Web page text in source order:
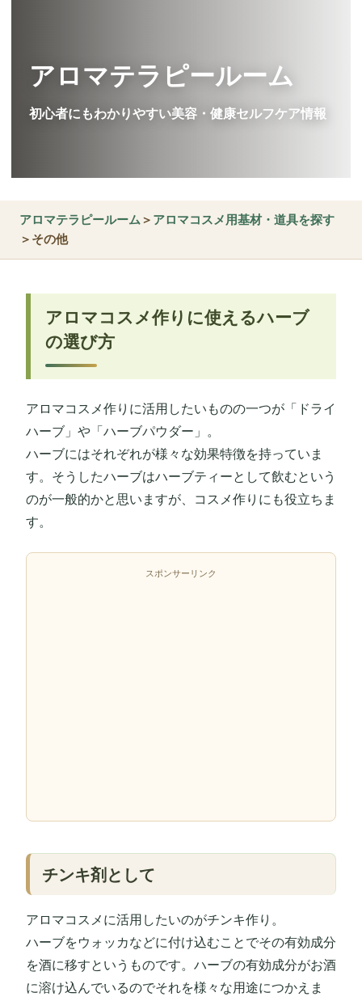
アロマテラピールーム
初心者にもわかりやすい美容・健康セルフケア情報
アロマテラピールーム＞ アロマコスメ用基材・道具を探す
＞その他
アロマコスメ作りに使えるハーブ
の選び方
アロマコスメ作りに活用したいものの一つが「ドライ
ハーブ」や「ハーブパウダー」。
ハーブにはそれぞれが様々な効果特徴を持っていま
す。そうしたハーブはハーブティーとして飲むという
のが一般的かと思いますが、コスメ作りにも役立ちま
す。
スポンサーリンク
チンキ剤として
アロマコスメに活用したいのがチンキ作り。
ハーブをウォッカなどに付け込むことでその有効成分
を酒に移すというものです。ハーブの有効成分がお酒
に溶け込んでいるのでそれを様々な用途につかえま